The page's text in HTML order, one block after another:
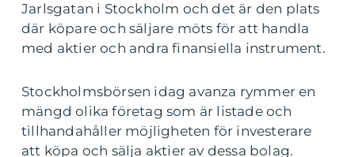
Jarlsgatan i Stockholm och det är den plats
där köpare och säljare möts för att handla
med aktier och andra finansiella instrument.
Stockholmsbörsen idag avanza rymmer en
mängd olika företag som är listade och
tillhandahåller möjligheten för investerare
att köpa och sälja aktier av dessa bolag.